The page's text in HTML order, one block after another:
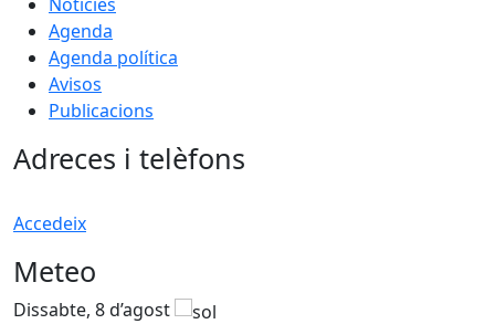
Notícies
Agenda
Agenda política
Avisos
Publicacions
Adreces i telèfons
Accedeix
Meteo
Dissabte, 8 d’agost